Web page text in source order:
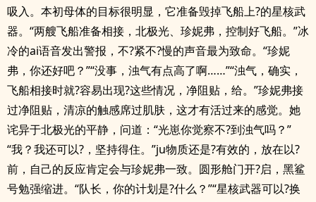
吸入。本初母体的目标很明显，它准备毁掉飞船上?的星核武
器。“两艘飞船准备相接，北极光、珍妮弗，控制好飞船。”冰
冷的ai语音发出警报，不?紧不?慢的声音最为致命。“珍妮
弗，你还好吧？”“没事，浊气有点高了啊……”“浊气，确实，
飞船相接时就?容易出现?这些情况，净阻贴，给。”珍妮弗接
过净阻贴，清凉的触感席过肌肤，这才有活过来的感觉。她
诧异于北极光的平静，问道：“光崽你觉察不?到浊气吗？”
“我？我还可以?，坚持得住。”ju物质还是?有效的，放在以?
前，自己的反应肯定会与珍妮弗一致。圆形舱门开?启，黑鲨
号勉强缩进。“队长，你的计划是?什么？”“星核武器可以?换